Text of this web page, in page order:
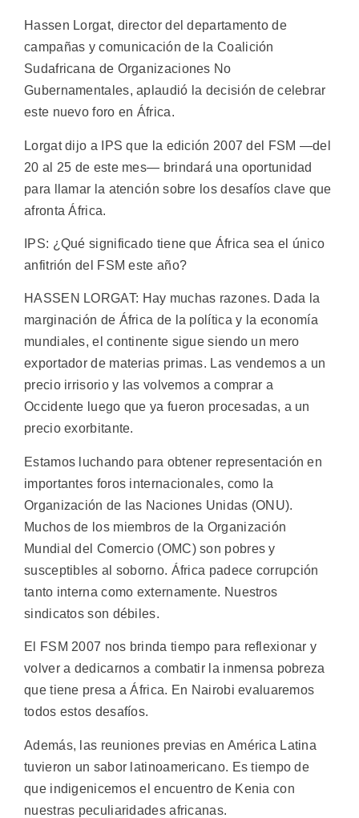
Hassen Lorgat, director del departamento de
campañas y comunicación de la Coalición
Sudafricana de Organizaciones No
Gubernamentales, aplaudió la decisión de celebrar
este nuevo foro en África.
Lorgat dijo a IPS que la edición 2007 del FSM —del
20 al 25 de este mes— brindará una oportunidad
para llamar la atención sobre los desafíos clave que
afronta África.
IPS: ¿Qué significado tiene que África sea el único
anfitrión del FSM este año?
HASSEN LORGAT: Hay muchas razones. Dada la
marginación de África de la política y la economía
mundiales, el continente sigue siendo un mero
exportador de materias primas. Las vendemos a un
precio irrisorio y las volvemos a comprar a
Occidente luego que ya fueron procesadas, a un
precio exorbitante.
Estamos luchando para obtener representación en
importantes foros internacionales, como la
Organización de las Naciones Unidas (ONU).
Muchos de los miembros de la Organización
Mundial del Comercio (OMC) son pobres y
susceptibles al soborno. África padece corrupción
tanto interna como externamente. Nuestros
sindicatos son débiles.
El FSM 2007 nos brinda tiempo para reflexionar y
volver a dedicarnos a combatir la inmensa pobreza
que tiene presa a África. En Nairobi evaluaremos
todos estos desafíos.
Además, las reuniones previas en América Latina
tuvieron un sabor latinoamericano. Es tiempo de
que indigenicemos el encuentro de Kenia con
nuestras peculiaridades africanas.